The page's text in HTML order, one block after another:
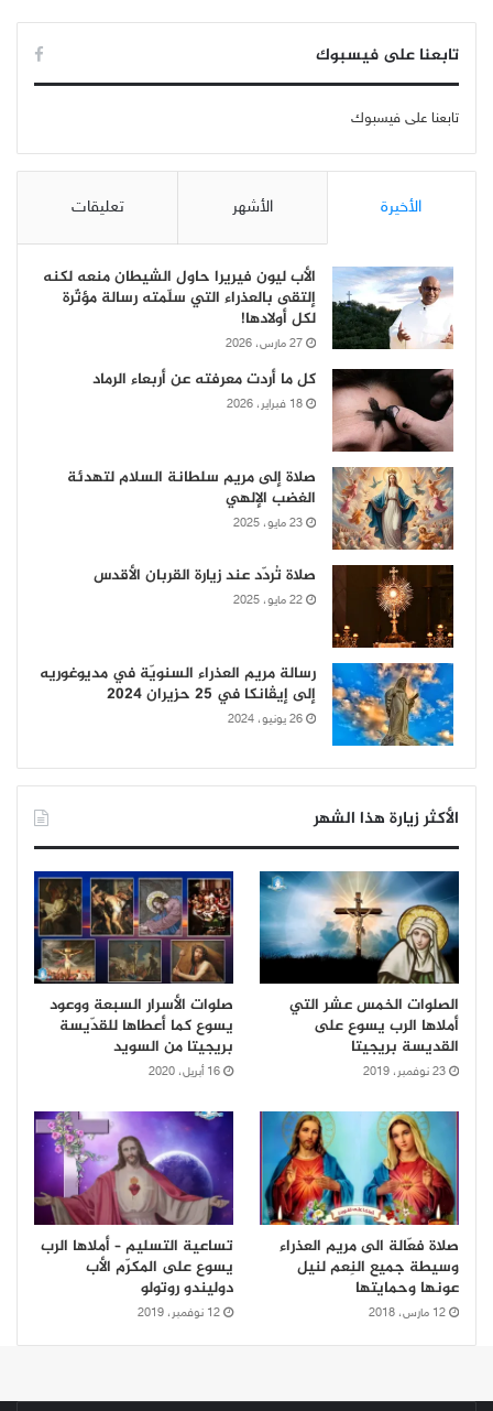
تابعنا على فيسبوك
تابعنا على فيسبوك
الأخيرة الأشهر تعليقات
الأب ليون فيريرا حاول الشيطان منعه لكنه
إلتقى بالعذراء التي سلّمته رسالة مؤثّرة
لكل أولادها!
27 مارس، 2026
كل ما أردت معرفته عن أربعاء الرماد
18 فبراير، 2026
صلاة إلى مريم سلطانة السلام لتهدئة
الغضب الإلهي
23 مايو، 2025
صلاة تُردّد عند زيارة القربان الأقدس
22 مايو، 2025
رسالة مريم العذراء السنويّة في مديوغوريه
إلى إيڤانكا في 25 حزيران 2024
26 يونيو، 2024
الأكثر زيارة هذا الشهر
الصلوات الخمس عشر التي
أملاها الرب يسوع على
القديسة بريجيتا
23 نوفمبر، 2019
صلوات الأسرار السبعة ووعود
يسوع كما أعطاها للقدّيسة
بريجيتا من السويد
16 أبريل، 2020
صلاة فعّالة الى مريم العذراء
وسيطة جميع النِعم لنيل
عونها وحمايتها
12 مارس، 2018
تساعية التسليم – أملاها الرب
يسوع على المكرّم الأب
دوليندو روتولو
12 نوفمبر، 2019